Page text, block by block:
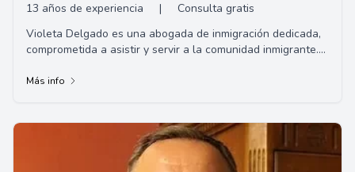
13 años de experiencia |
Consulta gratis
Violeta Delgado es una abogada de inmigración dedicada,
comprometida a asistir y servir a la comunidad inmigrante.
Más info